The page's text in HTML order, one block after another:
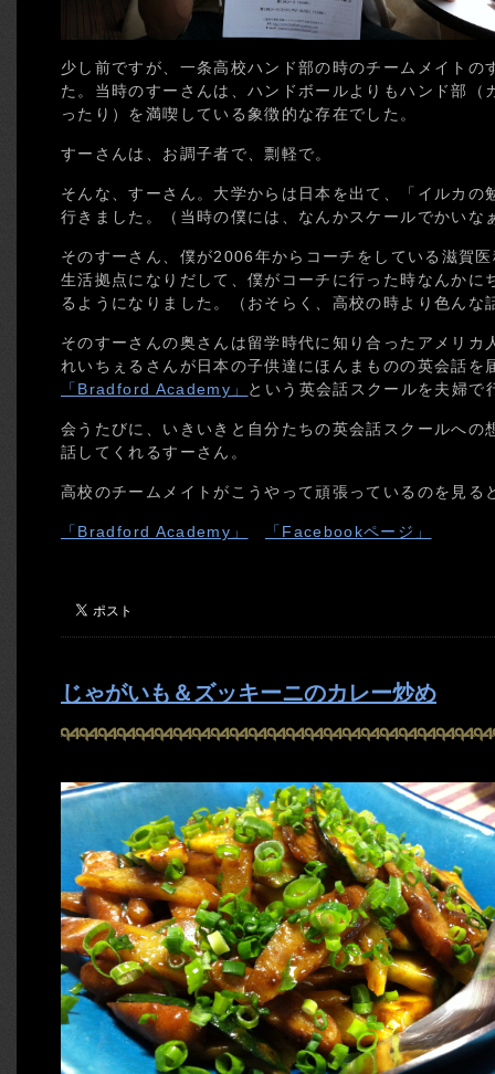
少し前ですが、一条高校ハンド部の時のチームメイトの
た。当時のすーさんは、ハンドボールよりもハンド部（
ったり）を満喫している象徴的な存在でした。
すーさんは、お調子者で、剽軽で。
そんな、すーさん。大学からは日本を出て、「イルカの
行きました。（当時の僕には、なんかスケールでかいな
そのすーさん、僕が2006年からコーチをしている滋賀
生活拠点になりだして、僕がコーチに行った時なんかに
るようになりました。（おそらく、高校の時より色んな
そのすーさんの奥さんは留学時代に知り合ったアメリカ
れいちぇるさんが日本の子供達にほんまものの英会話を
「Bradford Academy」
という英会話スクールを夫婦で
会うたびに、いきいきと自分たちの英会話スクールへの
話してくれるすーさん。
高校のチームメイトがこうやって頑張っているのを見る
「Bradford Academy」 「Facebookページ」
じゃがいも＆ズッキーニのカレー炒め